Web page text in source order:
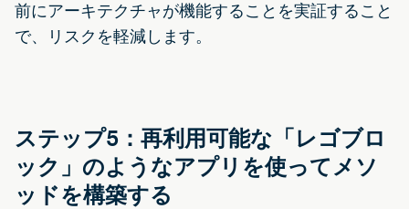
前にアーキテクチャが機能することを実証すること
で、リスクを軽減します。
ステップ5：再利用可能な「レゴブロ
ック」のようなアプリを使ってメソ
ッドを構築する